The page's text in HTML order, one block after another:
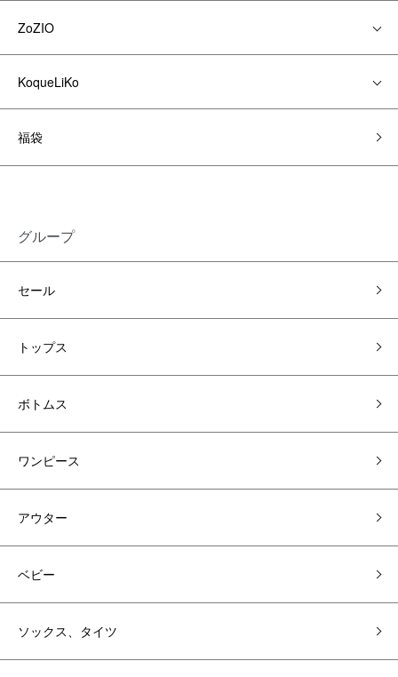
ZoZIO
KoqueLiKo
福袋
グループ
セール
トップス
ボトムス
ワンピース
アウター
ベビー
ソックス、タイツ